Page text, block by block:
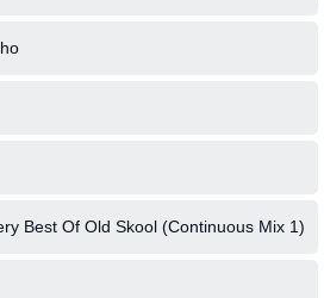
Best Of Old Skool (Continuous Mix 1)